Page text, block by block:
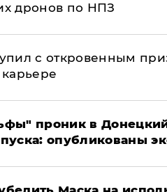
дронов по НПЗ
с откровенным
проник в
опубликованы